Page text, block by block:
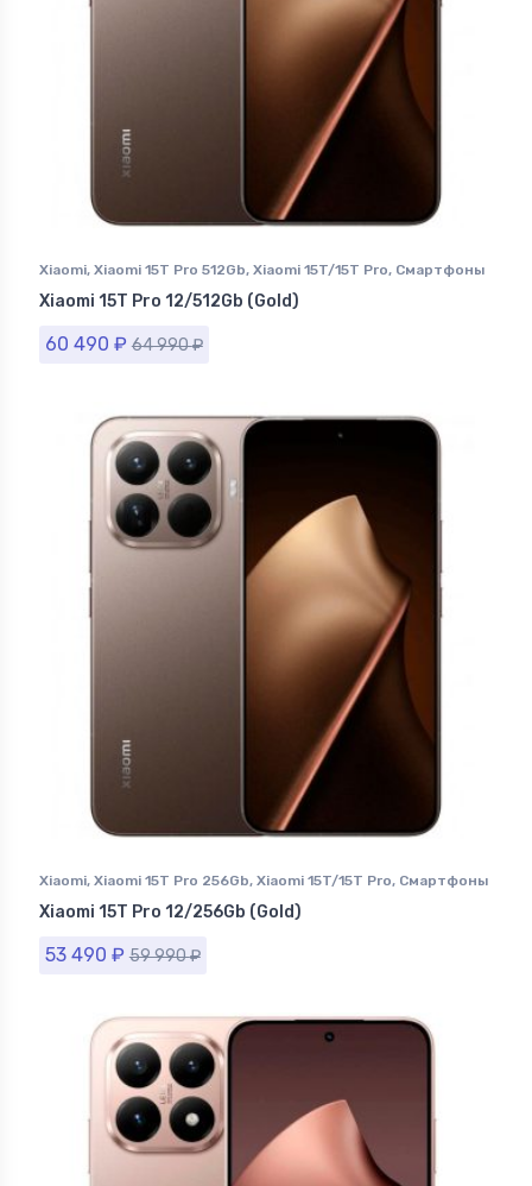
Xiaomi, Xiaomi 15T Pro 512Gb, Xiaomi 15T/15T Pro, Смартфоны
Xiaomi
Xiaomi 15T Pro 12/512Gb (Gold)
60 490 ₽ 64 990₽
Xiaomi, Xiaomi 15T Pro 256Gb, Xiaomi 15T/15T Pro, Смартфоны
Xiaomi
Xiaomi 15T Pro 12/256Gb (Gold)
53 490 ₽ 59 990₽